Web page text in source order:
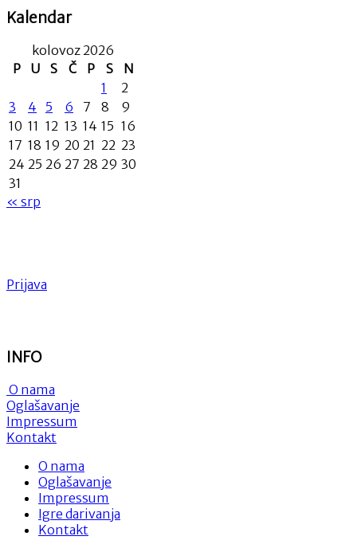
Kalendar
kolovoz 2026
P
U S Č P S
N
1
2
3
4 5 6 7 8
9
10 11 12 13 14 15 16
17 18 19 20 21 22 23
24 25 26 27 28 29 30
31
« srp
Prijava
INFO
O nama
Oglašavanje
Impressum
Kontakt
O nama
Oglašavanje
Impressum
Igre darivanja
Kontakt